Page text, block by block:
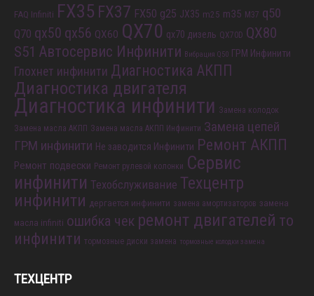
FAQ Infiniti FX35 FX37 FX50 g25 JX35 m25 m35 M37 q50
Q70 qx50 qx56 QX60 QX70 qx70 дизель QX70D QX80
S51 Автосервис Инфинити Вибрация Q50 ГРМ Инфинити
Глохнет инфинити Диагностика АКПП
Диагностика двигателя
Диагностика инфинити Замена колодок
Замена масла АКПП Замена масла АКПП Инфинити Замена цепей
ГРМ инфинити Не заводится Инфинити Ремонт АКПП
Ремонт подвески Ремонт рулевой колонки Сервис
инфинити Техобслуживание Техцентр
инфинити дергается инфинити замена амортизаторов замена
масла infiniti ошибка чек ремонт двигателей то
инфинити тормозные диски замена тормозные колодки замена
ТЕХЦЕНТР